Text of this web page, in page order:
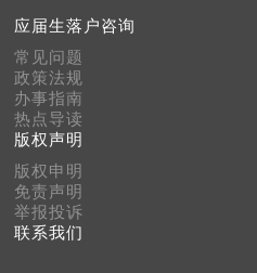
应届生落户咨询
常见问题
政策法规
办事指南
热点导读
版权声明
版权申明
免责声明
举报投诉
联系我们